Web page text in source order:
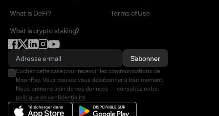
What is DeFi?
What is crypto staking?
Terms of Use
S'abonner
Cochez cette case pour recevoir les communications de
MoonPay. Vous pouvez vous désabonner à tout moment.
Nous prenons soin de vos données — consultez notre
politique de confidentialité.